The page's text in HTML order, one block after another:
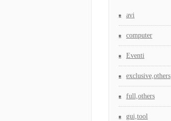
avi
computer
Eventi
exclusive,others
full,others
gui,tool